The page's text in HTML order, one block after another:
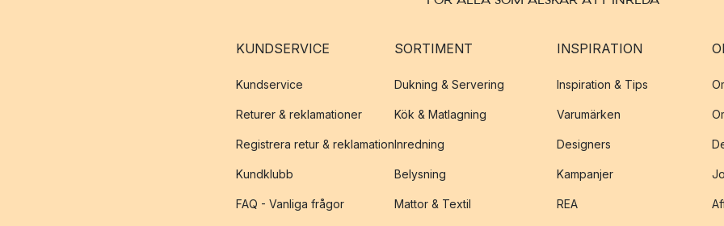
KUNDSERVICE
Kundservice
Returer & reklamationer
Registrera retur & reklamation
Kundklubb
FAQ - Vanliga frågor
SORTIMENT
Dukning & Servering
Kök & Matlagning
Inredning
Belysning
Mattor & Textil
INSPIRATION
Inspiration & Tips
Varumärken
Designers
Kampanjer
REA